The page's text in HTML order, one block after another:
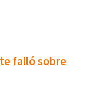
falló sobre